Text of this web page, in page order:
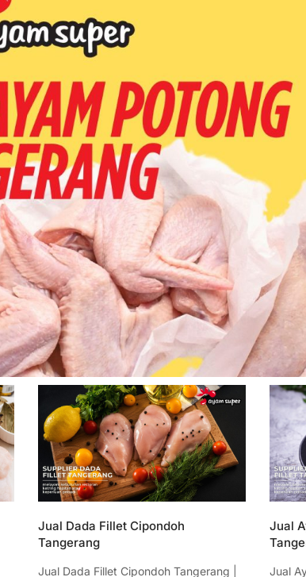
Jual Dada Fillet Cipondoh
Tangerang
Jual Dada Fillet Cipondoh Tangerang |
Jual
Jual